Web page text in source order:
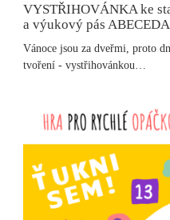
VYSTŘIHOVÁNKA ke
a výukový pás ABECEDA
Vánoce jsou za dveřmi, proto
tvoření - vystřihovánkou…